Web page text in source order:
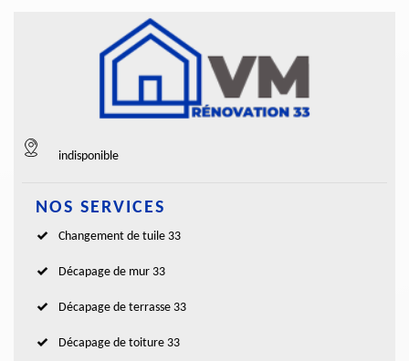
indisponible
NOS SERVICES
Changement de tuile 33
Décapage de mur 33
Décapage de terrasse 33
Décapage de toiture 33